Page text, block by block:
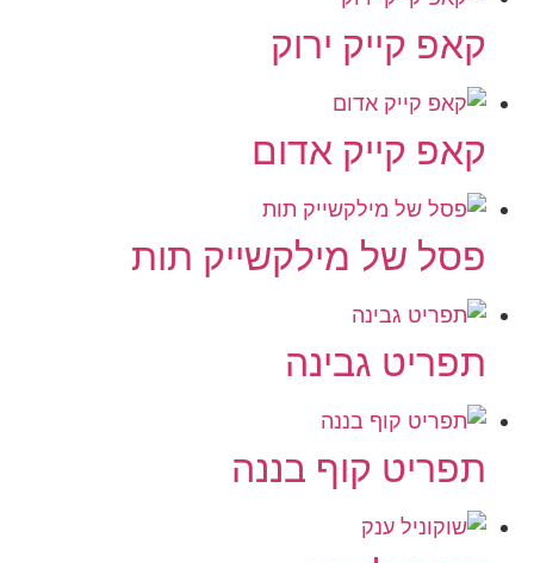
קאפ קייק ירוק
קאפ קייק אדום
פסל של מילקשייק תות
תפריט גבינה
תפריט קוף בננה